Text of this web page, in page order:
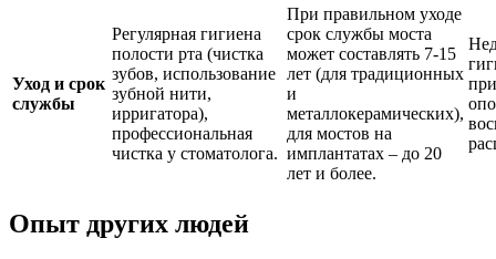
Уход и срок
службы
Регулярная гигиена
полости рта (чистка
зубов, использование
зубной нити,
ирригатора),
профессиональная
чистка у стоматолога.
При правильном уходе
срок службы моста
может составлять 7-15
лет (для традиционных
и
металлокерамических),
для мостов на
имплантатах – до 20
лет и более.
Опыт других людей